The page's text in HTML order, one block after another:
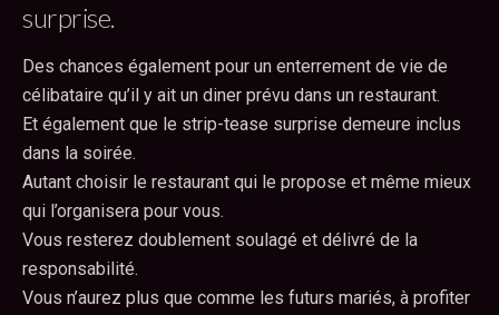
surprise.
Des chances également pour un enterrement de vie de
célibataire qu’il y ait un diner prévu dans un restaurant.
Et également que le strip-tease surprise demeure inclus
dans la soirée.
Autant choisir le restaurant qui le propose et même mieux
qui l’organisera pour vous.
Vous resterez doublement soulagé et délivré de la
responsabilité.
Vous n’aurez plus que comme les futurs mariés, à profiter